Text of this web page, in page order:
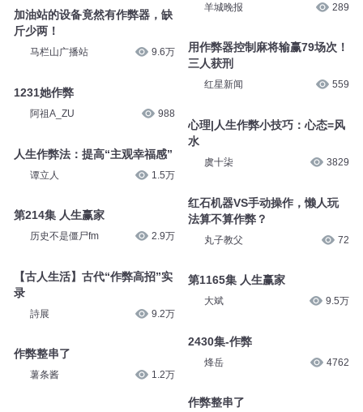
加油站的设备竟然有作弊器，缺
斤少两！
马栏山广播站 9.6万
1231她作弊
阿祖A_ZU 988
人生作弊法：提高“主观幸福感”
谭立人 1.5万
第214集 人生赢家
历史不是僵尸fm 2.9万
【古人生活】古代“作弊高招”实
录
詩展 9.2万
作弊整串了
薯条酱 1.2万
羊城晚报 289
用作弊器控制麻将输赢79场次！
三人获刑
红星新闻 559
心理|人生作弊小技巧：心态=风
水
虞十柒 3829
红石机器VS手动操作，懒人玩
法算不算作弊？
丸子教父 72
第1165集 人生赢家
大斌 9.5万
2430集-作弊
烽岳 4762
作弊整串了